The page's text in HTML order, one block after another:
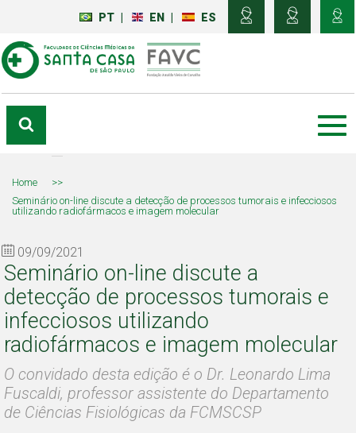
PT EN ES
Home
>>
Seminário on-line discute a detecção de processos tumorais e infecciosos
utilizando radiofármacos e imagem molecular
09/09/2021
Seminário on-line discute a
detecção de processos tumorais e
infecciosos utilizando
radiofármacos e imagem molecular
O convidado desta edição é o Dr. Leonardo Lima
Fuscaldi, professor assistente do Departamento
de Ciências Fisiológicas da FCMSCSP